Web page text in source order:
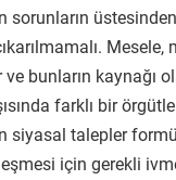
sorunların
Mesele,
bunların kaynağı
farklı bir
siyasal talepler
için gerekli